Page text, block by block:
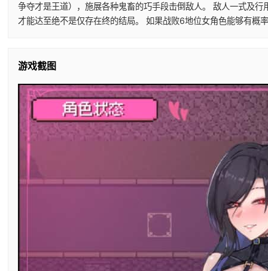
争夺才是王道），施展各种鬼畜的巧手段击倒敌人。 敌人一式及
才能达至绝不是仅存在终的结局。 如果战败6地位女角色能够有概
游戏截图